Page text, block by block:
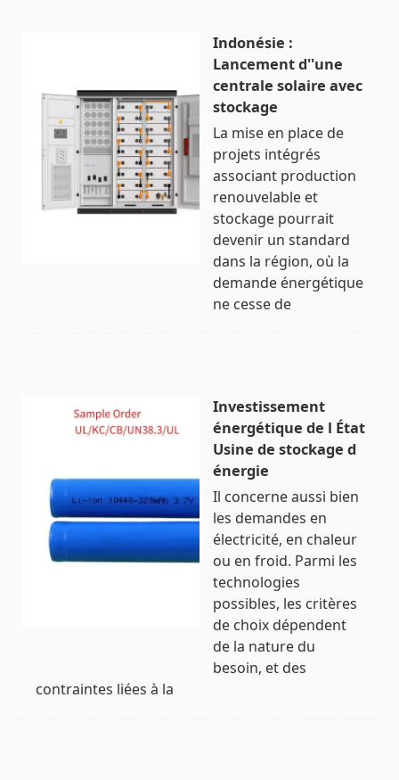
Indonésie :
Lancement d''une
centrale solaire avec
stockage
La mise en place de
projets intégrés
associant production
renouvelable et
stockage pourrait
devenir un standard
dans la région, où la
demande énergétique
ne cesse de
Investissement
énergétique de l État
Usine de stockage d
énergie
Il concerne aussi bien
les demandes en
électricité, en chaleur
ou en froid. Parmi les
technologies
possibles, les critères
de choix dépendent
de la nature du
besoin, et des
contraintes liées à la